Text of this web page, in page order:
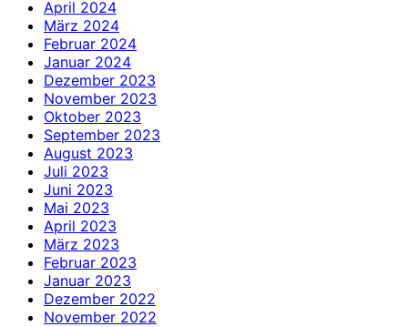
April 2024
März 2024
Februar 2024
Januar 2024
Dezember 2023
November 2023
Oktober 2023
September 2023
August 2023
Juli 2023
Juni 2023
Mai 2023
April 2023
März 2023
Februar 2023
Januar 2023
Dezember 2022
November 2022